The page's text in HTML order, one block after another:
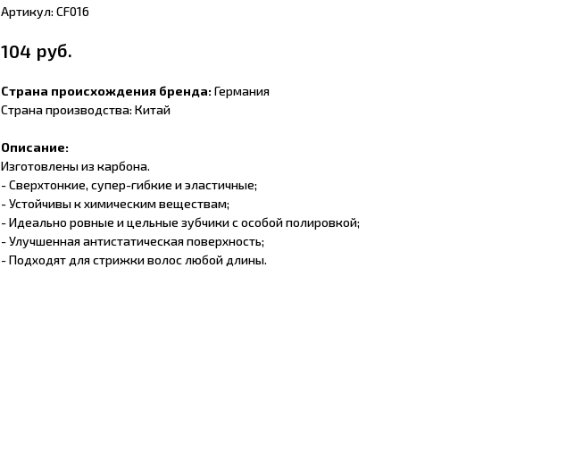
Артикул: CF016
104 руб.
Страна происхождения бренда:Германия
Страна производства: Китай
Описание:
Изготовлены из карбона.
- Сверхтонкие, супер-гибкие и эластичные;
- Устойчивы к химическим веществам;
- Идеально ровные и цельные зубчики с особой полировкой;
- Улучшенная антистатическая поверхность;
- Подходят для стрижки волос любой длины.